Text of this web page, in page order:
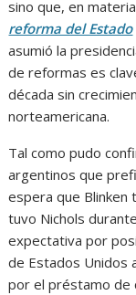
sino que, en
reforma del Estado
asumió la
de reformas es
década sin
norteamericana.
Tal como pudo
argentinos que
espera que Blinken
tuvo Nichols
expectativa por
de Estados Unidos
por el préstamo de